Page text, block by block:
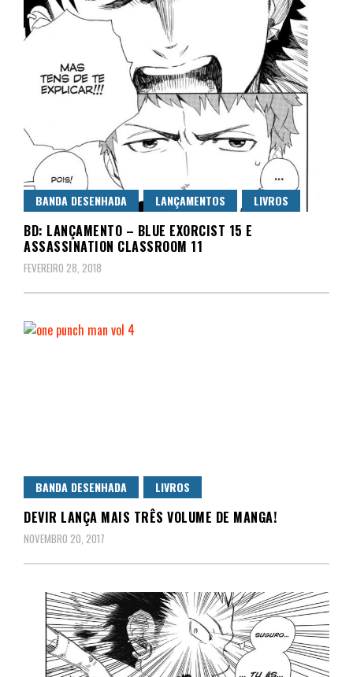
BANDA DESENHADA LANÇAMENTOS LIVROS
BD: LANÇAMENTO – BLUE EXORCIST 15 E
ASSASSINATION CLASSROOM 11
FEVEREIRO 28, 2018
BANDA DESENHADA LIVROS
DEVIR LANÇA MAIS TRÊS VOLUME DE MANGA!
NOVEMBRO 20, 2017